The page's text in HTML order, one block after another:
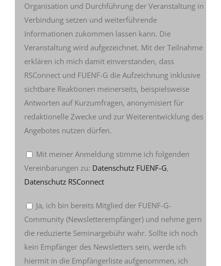
Organisation und Durchführung der Veranstaltung in
Verbindung setzen und weiterführende
Informationen zukommen lassen kann. Die
Veranstaltung wird aufgezeichnet. Mit der Teilnahme
erklären ich mich damit einverstanden, dass
RSConnect und FUENF-G die Aufzeichnung inklusive
sichtbare Reaktionen meinerseits, beispielsweise
Antworten auf Kurzumfragen, anonymisiert für
redaktionelle Zwecke und zur Weiterentwicklung des
Angebotes nutzen dürfen.
Mit meiner Anmeldung stimme ich folgenden
Vereinbarungen zu: Datenschutz FUENF-G,
Datenschutz RSConnect
Ja, ich bin bereits Mitglied der FUENF-G-
Community (Newsletterempfänger) und nehme gern
die reduzierte Seminargebühr wahr. Sollte ich noch
kein Empfänger des Newsletters sein, werde ich
hiermit in die Empfängerliste aufgenommen, ich